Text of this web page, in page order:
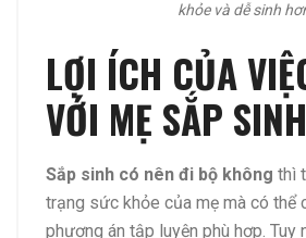
khỏe và dễ sinh
LỢI ÍCH CỦA
VỚI MẸ SẮP SINH
Sắp sinh có nên đi bộ không thì
trạng sức khỏe của mẹ mà có thể
phương án tập luyện phù hợp. Tuy